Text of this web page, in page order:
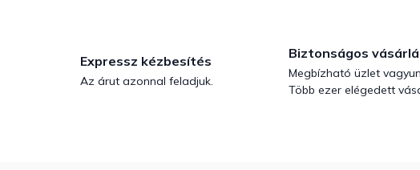
Expressz kézbesítés
Az árut azonnal feladjuk.
Biztonságos
Megbízható üzlet
Több ezer elégedett